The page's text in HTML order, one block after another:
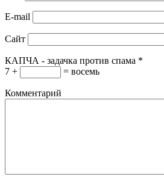
E-mail
Сайт
КАПЧА - задачка против спама *
7 +
= восемь
Комментарий